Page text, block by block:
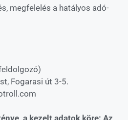
megfelelés a hatályos adó-
Fogarasi út 3-5.